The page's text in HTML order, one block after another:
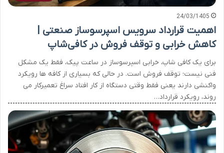
24/03/1405
اهمیت قرارداد سرویس اسپرسوساز صنعتی |
کاهش خرابی و توقف فروش در کافی‌شاپ
برای یک کافی شاپ، خرابی اسپرسوساز در ساعت پیک، فقط یک مشکل
فنی نیست؛ توقف فروش است. در حالی که بسیاری از کافه ها رویکرد
واکنشی دارند یعنی فقط وقتی دستگاه از کار افتاد سراغ تعمیرکار می
روند، رویکرد قرارداد…